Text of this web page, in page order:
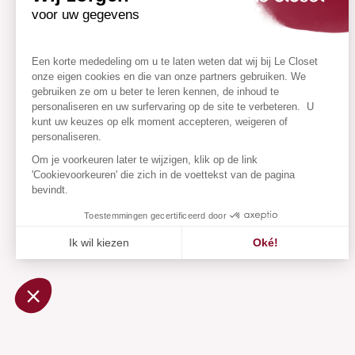
voor uw gegevens
Een korte mededeling om u te laten weten dat wij bij Le Closet
onze eigen cookies en die van onze partners gebruiken. We
gebruiken ze om u beter te leren kennen, de inhoud te
personaliseren en uw surfervaring op de site te verbeteren. U
kunt uw keuzes op elk moment accepteren, weigeren of
personaliseren.
Om je voorkeuren later te wijzigen, klik op de link
'Cookievoorkeuren' die zich in de voettekst van de pagina
bevindt.
Toestemmingen gecertificeerd door
Ik wil kiezen Oké!
Ons platform stelt u in staat om uw privacy-instellingen